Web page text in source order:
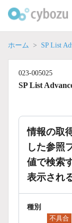
ホーム SP List
023-005025
SP List
情報の取
した参照
値で検索
表示され
種別
不具合